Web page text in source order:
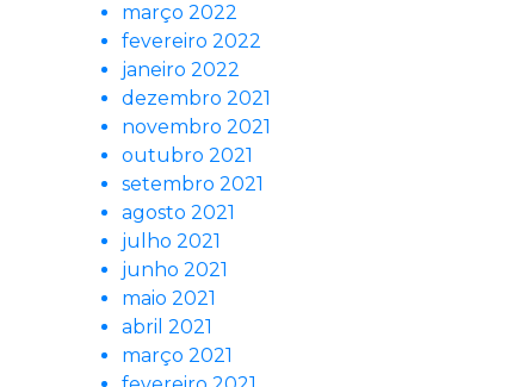
março 2022
fevereiro 2022
janeiro 2022
dezembro 2021
novembro 2021
outubro 2021
setembro 2021
agosto 2021
julho 2021
junho 2021
maio 2021
abril 2021
março 2021